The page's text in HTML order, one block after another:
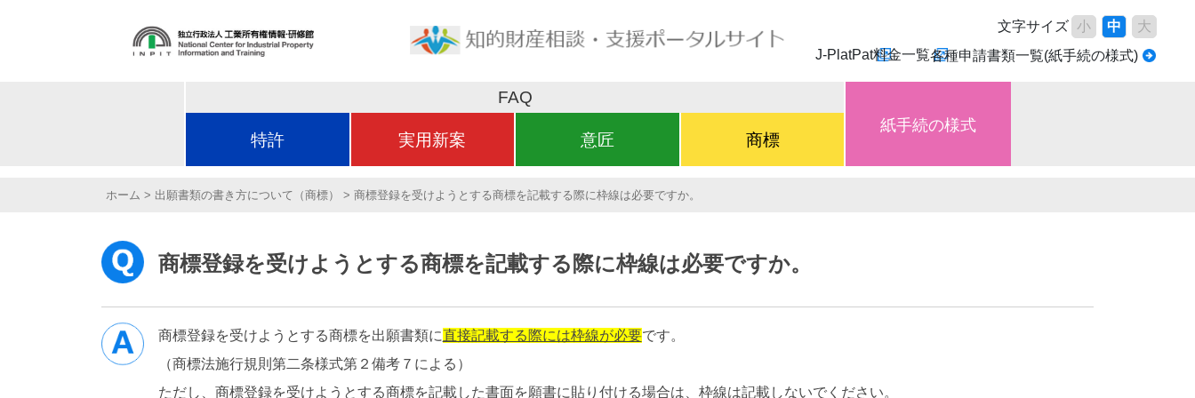
文字サイズ 小 中
大
J-PlatPat料金一覧各種申請書類一覧(紙手続の様式)
FAQ
特許 実用新案 意匠 商標
紙手続の様式
ホーム 出願書類の書き方について（商標） 商標登録を受けようとする商標を記載する際に枠線は必要ですか。
商標登録を受けようとする商標を記載する際に枠線は必要ですか。
商標登録を受けようとする商標を出願書類に直接記載する際には枠線が必要です。
（商標法施行規則第二条様式第２備考７による）
ただし、商標登録を受けようとする商標を記載した書面を願書に貼り付ける場合は、枠線は記載しないでください。